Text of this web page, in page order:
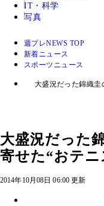
IT・科学
写真
週プレNEWS TOP
新着ニュース
スポーツニュース
大盛況だった錦織圭
大盛況だった
寄せた“おテニ
2014年10月08日 06:00 更新